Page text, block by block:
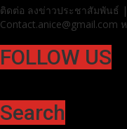
ติดต่อ ลงข่าวประชาสัมพันธ์
Contact.anice@gmail.com
FOLLOW US
Search